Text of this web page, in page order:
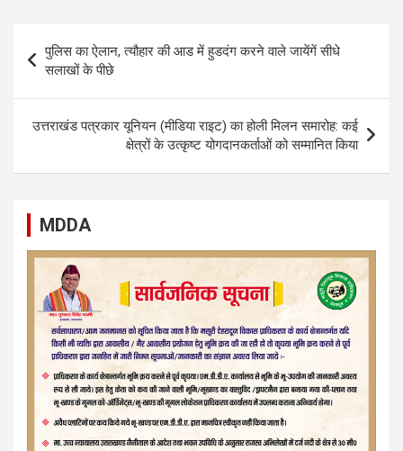
Post
navigation
पुलिस का ऐलान, त्यौहार की आड में हुडदंग करने वाले जायेंगें सीधे
सलाखों के पीछे
उत्तराखंड पत्रकार यूनियन (मीडिया राइट) का होली मिलन समारोह: कई
क्षेत्रों के उत्कृष्ट योगदानकर्ताओं को सम्मानित किया
MDDA